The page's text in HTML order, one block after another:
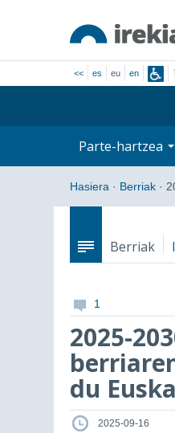
<< es eu en
Parte-hartzea
Hasiera · Berriak ·
Berriak
1
2025-
du
2025-09-16